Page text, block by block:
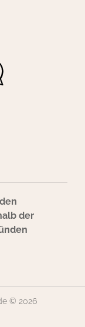
der
© 2026